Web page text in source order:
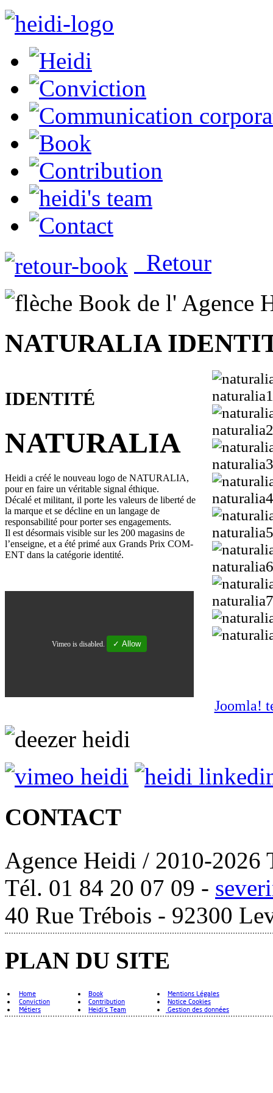
Retour
NATURALIA
IDENTITÉ
NATURALIA
Heidi a créé le nouveau logo de NATURALIA,
pour en faire un véritable signal éthique.
Décalé et militant, il porte les valeurs de liberté de
la marque et se décline en un langage de
responsabilité pour porter ses engagements.
Il est désormais visible sur les 200 magasins de
l’enseigne, et a été primé aux Grands Prix COM-
ENT dans la catégorie identité.
Vimeo is disabled. ✓ Allow
naturalia1
naturalia2
naturalia3
naturalia4
naturalia5
naturalia6
naturalia7
Joomla!
CONTACT
Agence Heidi / 2010-2026
Tél. 01 84 20 07 09 -
40 Rue Trébois - 92300
PLAN DU SITE
Home
Conviction
Métiers
Book
Contribution
Heidi's Team
Mentions Légales
Notice Cookies
Gestion des données